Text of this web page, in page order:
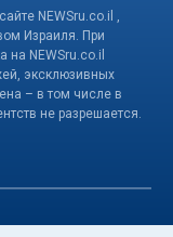
NEWSru.co.il ,
Израиля. При
на NEWSru.co.il
эксклюзивных
– в том числе в
не разрешается.